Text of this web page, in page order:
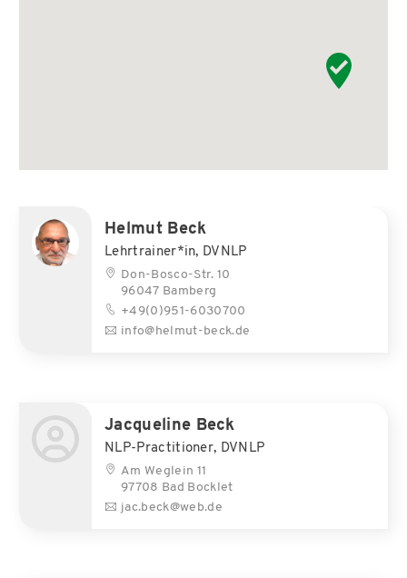
Helmut Beck
Lehrtrainer*in, DVNLP
Don-Bosco-Str. 10
96047 Bamberg
+49(0)951-6030700
info@helmut-beck.de
Jacqueline Beck
NLP-Practitioner, DVNLP
Am Weglein 11
97708 Bad Bocklet
jac.beck@web.de